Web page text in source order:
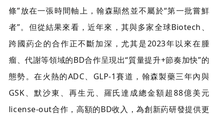
條”放在一張時間軸上，翰森顯然並不屬於“第一批嘗鮮
者”。但從結果來看，近年來，其與多家全球Biotech、
跨國葯企的合作正不斷加深，尤其是2023年以來在腫
瘤、代謝等領域的BD合作呈現出“質量提升+節奏加快”的
態勢。在火熱的ADC、GLP-1賽道，翰森製藥三年內與
GSK、默沙東、再生元、羅氏達成總金額超88億美元
license-out合作，高額的BD收入，為創新葯研發提供更